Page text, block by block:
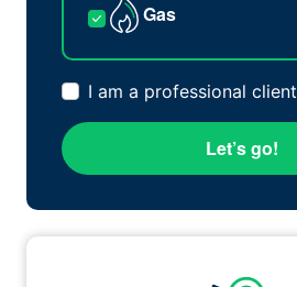
Gas
I am a professional client
Let’s go!